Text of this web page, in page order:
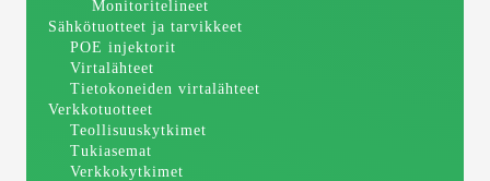
Monitoritelineet
Sähkötuotteet ja tarvikkeet
POE injektorit
Virtalähteet
Tietokoneiden virtalähteet
Verkkotuotteet
Teollisuuskytkimet
Tukiasemat
Verkkokytkimet